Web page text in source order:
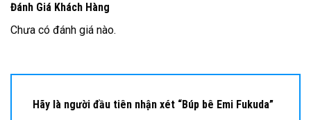
Đánh Giá Khách Hàng
Chưa có đánh giá nào.
Hãy là người đầu tiên nhận xét “Búp bê Emi Fukuda”